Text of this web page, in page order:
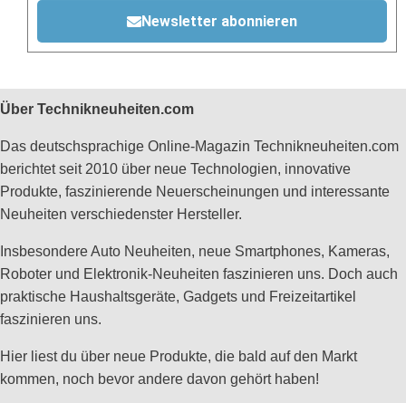
Newsletter abonnieren
Über Technikneuheiten.com
Das deutschsprachige Online-Magazin Technikneuheiten.com
berichtet seit 2010 über neue Technologien, innovative
Produkte, faszinierende Neuerscheinungen und interessante
Neuheiten verschiedenster Hersteller.
Insbesondere Auto Neuheiten, neue Smartphones, Kameras,
Roboter und Elektronik-Neuheiten faszinieren uns. Doch auch
praktische Haushaltsgeräte, Gadgets und Freizeitartikel
faszinieren uns.
Hier liest du über neue Produkte, die bald auf den Markt
kommen, noch bevor andere davon gehört haben!